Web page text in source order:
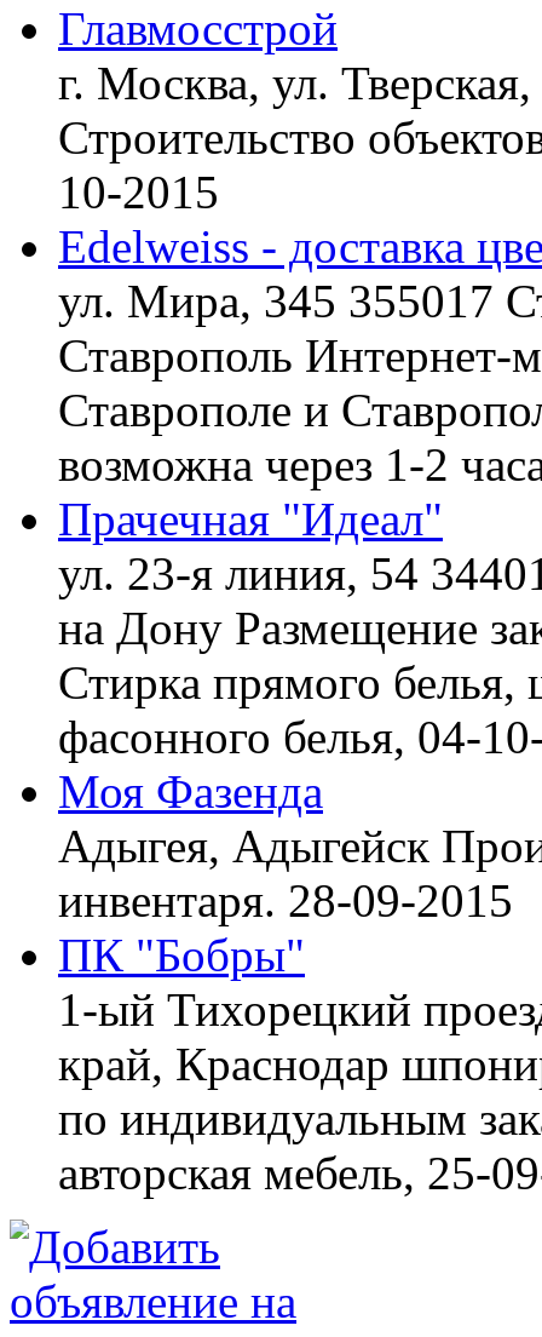
Главмосстрой
г. Москва, ул.
Строительство
10-2015
Edelweiss - доставка
ул. Мира, 345 355017
Ставрополь Интернет-
Ставрополе и
возможна через 1-2
Прачечная "Идеал"
ул. 23-я линия, 54
на Дону Размещение
Стирка прямого
фасонного белья, 04-
Моя Фазенда
Адыгея, Адыгейск
инвентаря. 28-09-2015
ПК "Бобры"
1-ый Тихорецкий
край, Краснодар
по индивидуальным
авторская мебель, 25-